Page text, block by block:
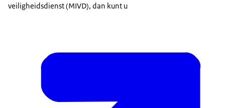
veiligheidsdienst (MIVD), dan kunt u